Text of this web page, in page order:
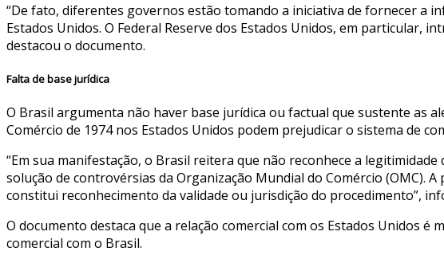
“De fato, diferentes governos estão tomando a iniciativa de fornecer a
Estados Unidos. O Federal Reserve dos Estados Unidos, em particular,
destacou o documento.
Falta de base jurídica
O Brasil argumenta não haver base jurídica ou factual que sustente as
Comércio de 1974 nos Estados Unidos podem prejudicar o sistema de
“Em sua manifestação, o Brasil reitera que não reconhece a
solução de controvérsias da Organização Mundial do Comércio (OMC).
constitui reconhecimento da validade ou jurisdição do procedimento”,
O documento destaca que a relação comercial com os Estados Unidos
comercial com o Brasil.